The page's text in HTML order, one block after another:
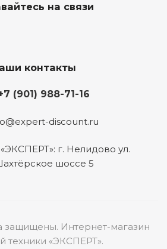
на связи
контакты
(901) 988-71-16
discount.ru
г. Нелидово ул.
шоссе 5
защищены. Интернет-магазин
техники «ЭКСПЕРТ».